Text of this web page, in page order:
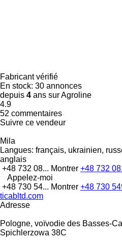
Fabricant vérifié
En stock: 30 annonces
depuis 4 ans sur Agroline
4.9
52 commentaires
Suivre ce vendeur
Mila
Langues: français, ukrainien,
anglais
+48 732 08... Montrer +48 732
Appelez-moi
+48 730 54... Montrer +48 730
ticabltd.com
Adresse
Pologne, voïvodie des Basses-
Spichlerzowa 38C